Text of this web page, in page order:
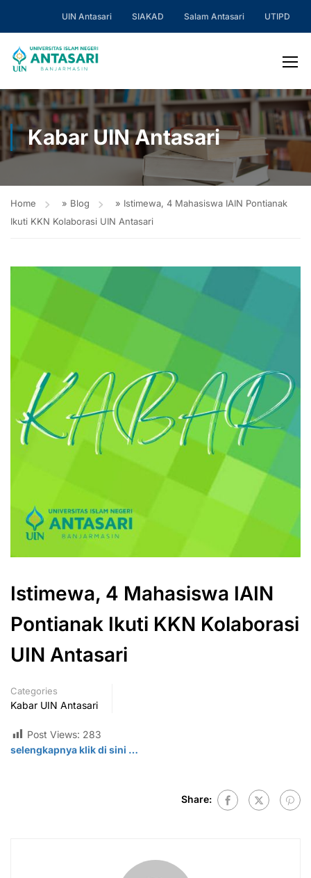
UIN Antasari SIAKAD Salam Antasari UTIPD
Kabar UIN Antasari
Home » Blog » Istimewa, 4 Mahasiswa IAIN Pontianak
Ikuti KKN Kolaborasi UIN Antasari
Istimewa, 4 Mahasiswa IAIN
Pontianak Ikuti KKN Kolaborasi
UIN Antasari
Categories
Kabar UIN Antasari
Post Views: 283
selengkapnya klik di sini …
Share: